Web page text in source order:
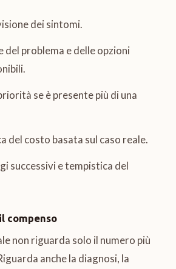
dei sintomi.
del problema e delle opzioni
se è presente più di una
del costo basata sul caso reale.
successivi e tempistica del
compenso
non riguarda solo il numero più
anche la diagnosi, la